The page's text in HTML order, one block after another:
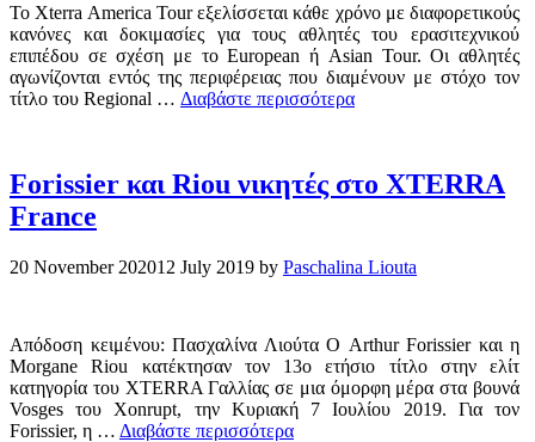
Το Xterra America Tour εξελίσσεται κάθε χρόνο με διαφορετικούς
κανόνες και δοκιμασίες για τους αθλητές του ερασιτεχνικού
επιπέδου σε σχέση με το European ή Asian Tour. Οι αθλητές
αγωνίζονται εντός της περιφέρειας που διαμένουν με στόχο τον
τίτλο του Regional … Διαβάστε περισσότερα
Forissier και Riou νικητές στο XTERRA
France
20 November 202012 July 2019 by Paschalina Liouta
Απόδοση κειμένου: Πασχαλίνα Λιούτα Ο Arthur Forissier και η
Morgane Riou κατέκτησαν τον 13ο ετήσιο τίτλο στην ελίτ
κατηγορία του XTERRA Γαλλίας σε μια όμορφη μέρα στα βουνά
Vosges του Xonrupt, την Κυριακή 7 Ιουλίου 2019. Για τον
Forissier, η … Διαβάστε περισσότερα